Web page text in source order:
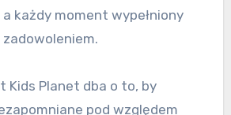
a każdy moment wypełniony
Kids Planet dba o to, by
pod względem